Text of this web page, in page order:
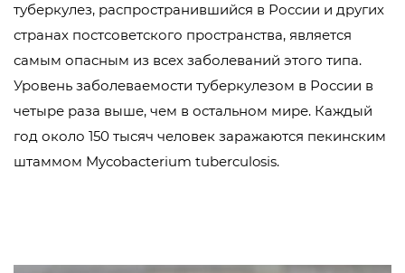
туберкулез, распространившийся в России и других
странах постсоветского пространства, является
самым опасным из всех заболеваний этого типа.
Уровень заболеваемости туберкулезом в России в
четыре раза выше, чем в остальном мире. Каждый
год около 150 тысяч человек заражаются пекинским
штаммом Mycobacterium tuberculosis.